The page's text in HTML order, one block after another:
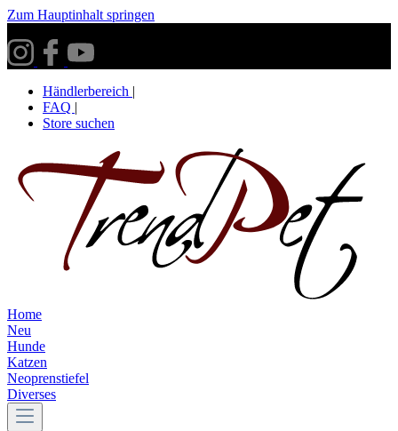
Zum Hauptinhalt springen
Händlerbereich |
FAQ |
Store suchen
Home
Neu
Hunde
Katzen
Neoprenstiefel
Diverses